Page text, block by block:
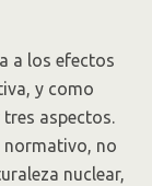
los efectos
y como
aspectos.
normativo, no
nuclear,